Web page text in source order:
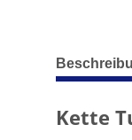
weitere
Kette